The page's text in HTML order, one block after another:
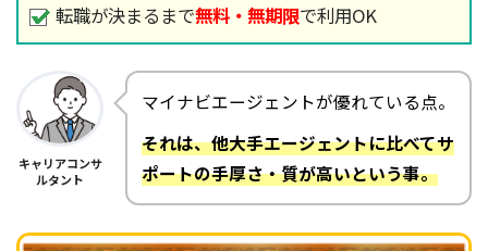
転職が決まるまで無料・無期限で利用OK
キャリアコンサ
ルタント
マイナビエージェントが優れている点。
それは、他大手エージェントに比べてサ
ポートの手厚さ・質が高いという事。